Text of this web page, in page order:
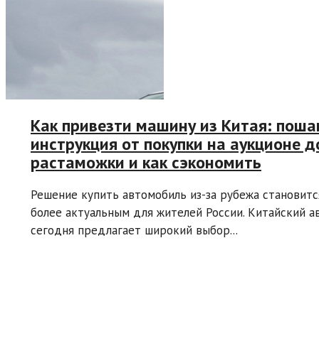
Как привезти машину из Китая:
инструкция от покупки на аукционе
растаможки и как сэкономить
Решение купить автомобиль из-за рубежа
более актуальным для жителей России. Китайский
сегодня предлагает широкий выбор...